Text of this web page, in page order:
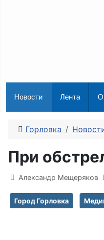
Новости Лента
Горловка
При
Информация о
Александр Мещеряков
Город Горловка